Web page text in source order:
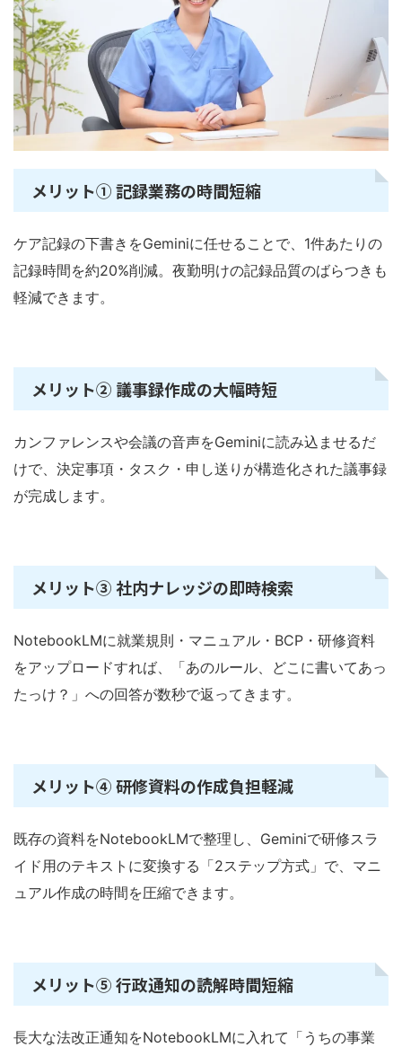
メリット① 記録業務の時間短縮
ケア記録の下書きをGeminiに任せることで、1件あたりの
記録時間を約20%削減。夜勤明けの記録品質のばらつきも
軽減できます。
メリット② 議事録作成の大幅時短
カンファレンスや会議の音声をGeminiに読み込ませるだ
けで、決定事項・タスク・申し送りが構造化された議事録
が完成します。
メリット③ 社内ナレッジの即時検索
NotebookLMに就業規則・マニュアル・BCP・研修資料
をアップロードすれば、「あのルール、どこに書いてあっ
たっけ？」への回答が数秒で返ってきます。
メリット④ 研修資料の作成負担軽減
既存の資料をNotebookLMで整理し、Geminiで研修スラ
イド用のテキストに変換する「2ステップ方式」で、マニ
ュアル作成の時間を圧縮できます。
メリット⑤ 行政通知の読解時間短縮
長大な法改正通知をNotebookLMに入れて「うちの事業